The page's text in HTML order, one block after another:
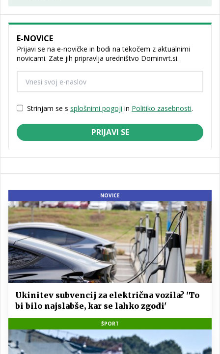
E-NOVICE
Prijavi se na e-novičke in bodi na tekočem z aktualnimi
novicami. Zate jih pripravlja uredništvo Dominvrt.si.
Strinjam se s splošnimi pogoji in Politiko zasebnosti.
PRIJAVI SE
NOVICE
Ukinitev subvencij za električna vozila? 'To
bi bilo najslabše, kar se lahko zgodi'
ŠPORT